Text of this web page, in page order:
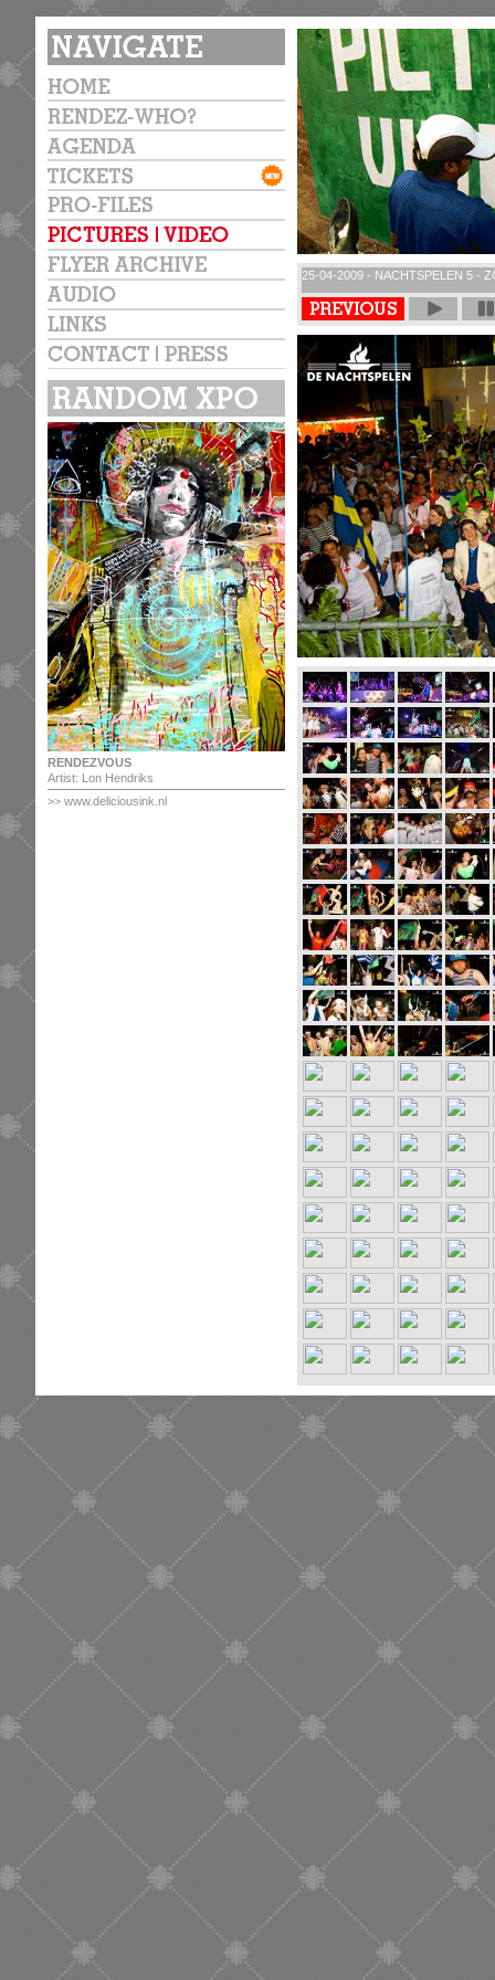
RENDEZVOUS
Artist: Lon Hendriks
>> www.deliciousink.nl
25-04-2009 - NACHTSPELEN 5 -